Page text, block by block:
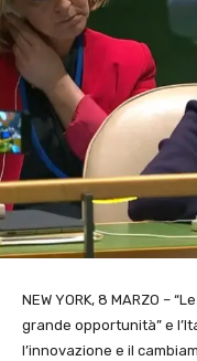
NEW YORK, 8 MARZO –
grande opportunità” e
l’innovazione e il